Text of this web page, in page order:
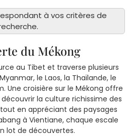
à vos critères de
du Mékong
au Tibet et traverse plusieurs
le Laos, la Thaïlande, le
Une croisière sur le Mékong offre
la culture richissime des
en appréciant des paysages
à Vientiane, chaque escale
lot de découvertes.